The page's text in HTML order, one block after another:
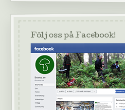
Följ oss på Facebook!